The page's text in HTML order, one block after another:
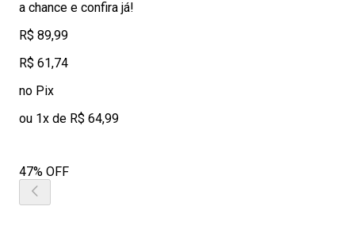
a chance e confira já!
R$ 89,99
R$ 61,74
no Pix
ou 1x de R$ 64,99
47% OFF